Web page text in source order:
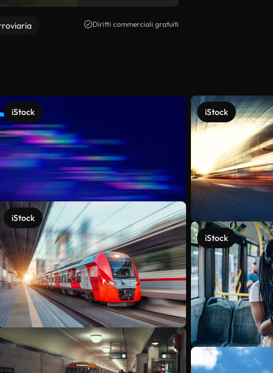
Diritti commerciali gratuiti
iStock
iStock
iStock
iStock